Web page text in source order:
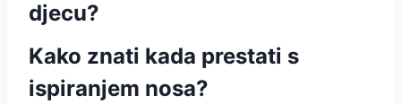
djecu?
Kako znati kada prestati s
ispiranjem nosa?